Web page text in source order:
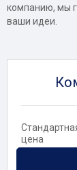
компанию, мы
ваши идеи.
цена